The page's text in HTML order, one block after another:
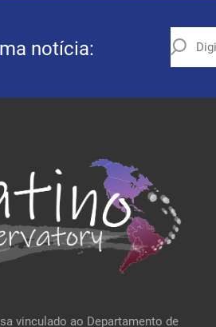
notícia:
vinculado ao Departamento de